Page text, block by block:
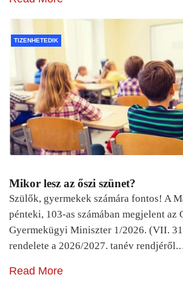
TIZENHETEDIK
Mikor lesz az őszi szünet?
Szülők, gyermekek számára fontos! A
pénteki, 103-as számában megjelent az
Gyermekügyi Miniszter 1/2026. (VII.
rendelete a 2026/2027. tanév
Read More